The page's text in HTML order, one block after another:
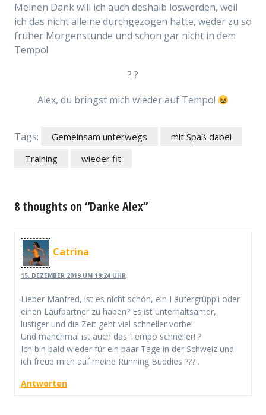
Meinen Dank will ich auch deshalb loswerden, weil
ich das nicht alleine durchgezogen hätte, weder zu so
früher Morgenstunde und schon gar nicht in dem
Tempo!
? ?
Alex, du bringst mich wieder auf Tempo!
Tags: Gemeinsam unterwegs
mit Spaß dabei
Training
wieder fit
8 thoughts on “Danke Alex”
Catrina
15. DEZEMBER 2019 UM 19:24 UHR
Lieber Manfred, ist es nicht schön, ein Läufergrüppli oder
einen Laufpartner zu haben? Es ist unterhaltsamer,
lustiger und die Zeit geht viel schneller vorbei.
Und manchmal ist auch das Tempo schneller! ?
Ich bin bald wieder für ein paar Tage in der Schweiz und
ich freue mich auf meine Running Buddies ??? .
Antworten